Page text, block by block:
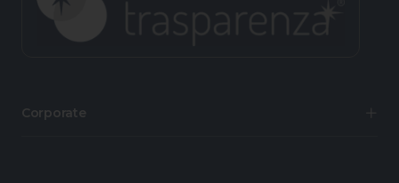
Corporate